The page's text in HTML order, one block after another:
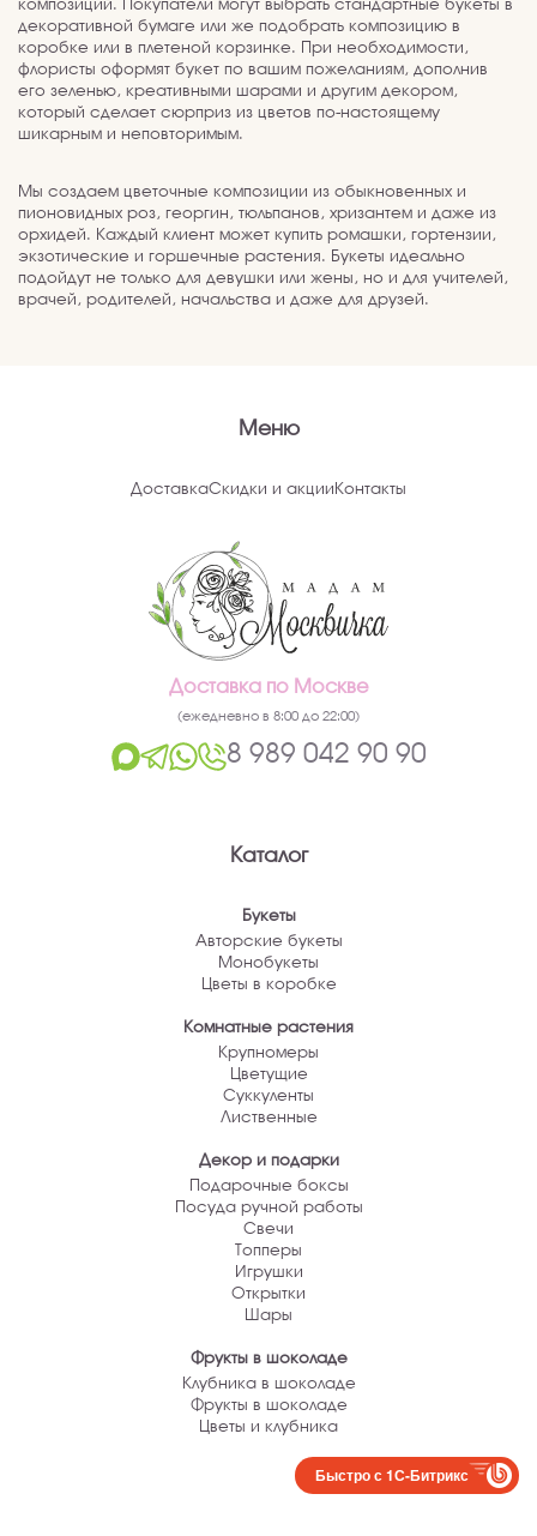
композиций. Покупатели могут выбрать стандартные букеты в
декоративной бумаге или же подобрать композицию в
коробке или в плетеной корзинке. При необходимости,
флористы оформят букет по вашим пожеланиям, дополнив
его зеленью, креативными шарами и другим декором,
который сделает сюрприз из цветов по-настоящему
шикарным и неповторимым.
Мы создаем цветочные композиции из обыкновенных и
пионовидных роз, георгин, тюльпанов, хризантем и даже из
орхидей. Каждый клиент может купить ромашки, гортензии,
экзотические и горшечные растения. Букеты идеально
подойдут не только для девушки или жены, но и для учителей,
врачей, родителей, начальства и даже для друзей.
Меню
ДоставкаСкидки и акции Контакты
Доставка по Москве
(ежедневно в 8:00 до 22:00)
8 989 042 90 90
Каталог
Букеты
Авторские букеты
Монобукеты
Цветы в коробке
Комнатные растения
Крупномеры
Цветущие
Суккуленты
Лиственные
Декор и подарки
Подарочные боксы
Посуда ручной работы
Свечи
Топперы
Игрушки
Открытки
Шары
Фрукты в шоколаде
Клубника в шоколаде
Фрукты в шоколаде
Цветы и клубника
Быстро с 1С-Битрикс